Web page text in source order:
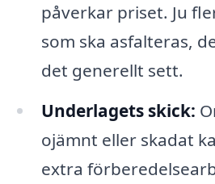
påverkar priset. Ju
som ska asfalteras,
det generellt sett.
Underlagets skick:
ojämnt eller skadat
extra